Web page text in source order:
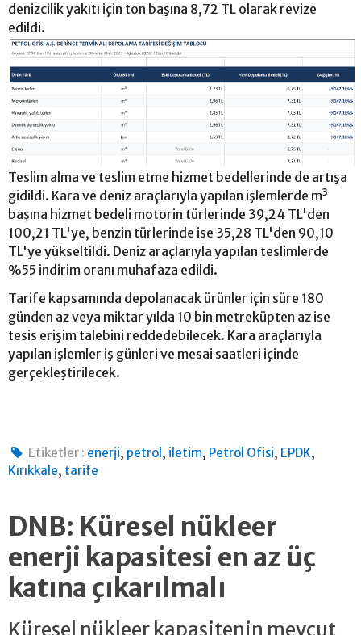
denizcilik yakıtı için ton başına 8,72 TL olarak revize
edildi.
Teslim alma ve teslim etme hizmet bedellerinde de artışa
gidildi. Kara ve deniz araçlarıyla yapılan işlemlerde m³
başına hizmet bedeli motorin türlerinde 39,24 TL'den
100,21 TL'ye, benzin türlerinde ise 35,28 TL'den 90,10
TL'ye yükseltildi. Deniz araçlarıyla yapılan teslimlerde
%55 indirim oranı muhafaza edildi.
Tarife kapsamında depolanacak ürünler için süre 180
günden az veya miktar yılda 10 bin metreküpten az ise
tesis erişim talebini reddedebilecek. Kara araçlarıyla
yapılan işlemler iş günleri ve mesai saatleri içinde
gerçekleştirilecek.
Etiketler : enerji, petrol , iletim, Petrol Ofisi, EPDK,
Kırıkkale, tarife
DNB: Küresel nükleer
enerji kapasitesi en az üç
katına çıkarılmalı